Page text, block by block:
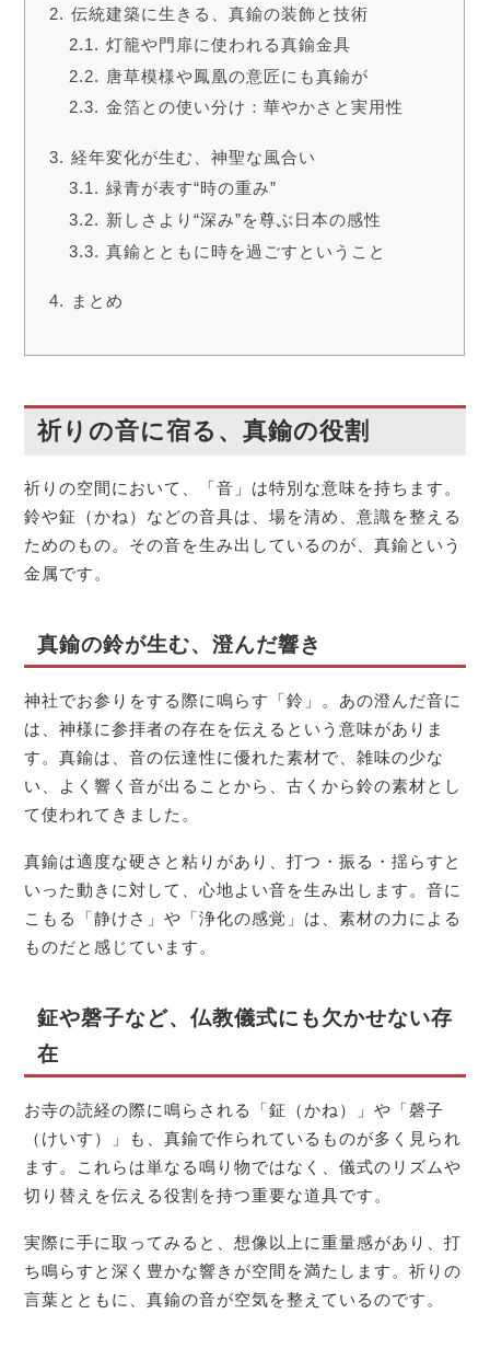
伝統建築に生きる、真鍮の装飾と技術
灯籠や門扉に使われる真鍮金具
唐草模様や鳳凰の意匠にも真鍮が
金箔との使い分け：華やかさと実用性
経年変化が生む、神聖な風合い
緑青が表す“時の重み”
新しさより“深み”を尊ぶ日本の感性
真鍮とともに時を過ごすということ
まとめ
祈りの音に宿る、真鍮の役割
祈りの空間において、「音」は特別な意味を持ちます。
鈴や鉦（かね）などの音具は、場を清め、意識を整える
ためのもの。その音を生み出しているのが、真鍮という
金属です。
真鍮の鈴が生む、澄んだ響き
神社でお参りをする際に鳴らす「鈴」。あの澄んだ音に
は、神様に参拝者の存在を伝えるという意味がありま
す。真鍮は、音の伝達性に優れた素材で、雑味の少な
い、よく響く音が出ることから、古くから鈴の素材とし
て使われてきました。
真鍮は適度な硬さと粘りがあり、打つ・振る・揺らすと
いった動きに対して、心地よい音を生み出します。音に
こもる「静けさ」や「浄化の感覚」は、素材の力による
ものだと感じています。
鉦や磬子など、仏教儀式にも欠かせない存
在
お寺の読経の際に鳴らされる「鉦（かね）」や「磬子
（けいす）」も、真鍮で作られているものが多く見られ
ます。これらは単なる鳴り物ではなく、儀式のリズムや
切り替えを伝える役割を持つ重要な道具です。
実際に手に取ってみると、想像以上に重量感があり、打
ち鳴らすと深く豊かな響きが空間を満たします。祈りの
言葉とともに、真鍮の音が空気を整えているのです。